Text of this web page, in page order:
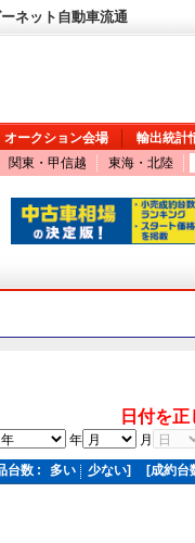
ネット自動車流通
オークション会場
輸出統計
関東・甲信越 東海・北陸
日付を
年
月
台数 : 多い 少ない] [成約台